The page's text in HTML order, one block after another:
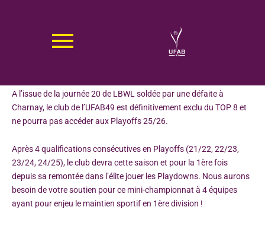
COMMUNIQUÉ OFFICIEL
A l’issue de la journée 20 de LBWL soldée par une défaite à
Charnay, le club de l’UFAB49 est définitivement exclu du TOP 8 et
ne pourra pas accéder aux Playoffs 25/26.
Après 4 qualifications consécutives en Playoffs (21/22, 22/23,
23/24, 24/25), le club devra cette saison et pour la 1ère fois
depuis sa remontée dans l’élite jouer les Playdowns. Nous aurons
besoin de votre soutien pour ce mini-championnat à 4 équipes
ayant pour enjeu le maintien sportif en 1ère division !